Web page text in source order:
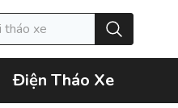
Điện Tháo Xe